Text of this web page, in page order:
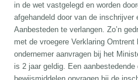
in de wet vastgelegd en worden
afgehandeld door van de inschrijver
Aanbesteden te verlangen. Zo’n
met de vroegere Verklaring
ondernemer aanvragen bij het
is 2 jaar geldig. Een aanbestedende